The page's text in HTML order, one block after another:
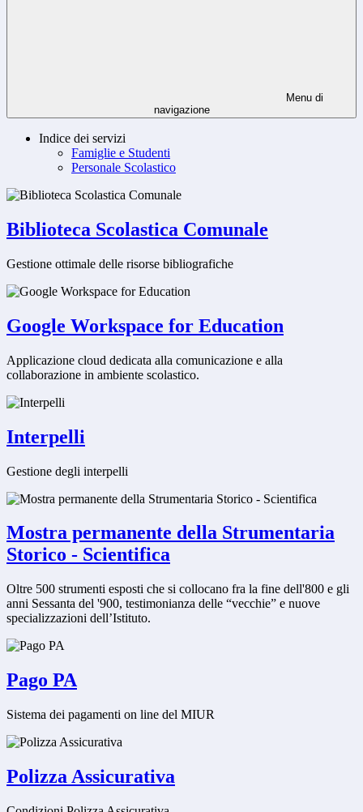
Menu di
navigazione
Indice dei servizi
Famiglie e Studenti
Personale Scolastico
Biblioteca Scolastica Comunale
Gestione ottimale delle risorse bibliografiche
Google Workspace for Education
Applicazione cloud dedicata alla comunicazione e alla
collaborazione in ambiente scolastico.
Interpelli
Gestione degli interpelli
Mostra permanente della Strumentaria
Storico - Scientifica
Oltre 500 strumenti esposti che si collocano fra la fine dell'800 e gli
anni Sessanta del '900, testimonianza delle “vecchie” e nuove
specializzazioni dell’Istituto.
Pago PA
Sistema dei pagamenti on line del MIUR
Polizza Assicurativa